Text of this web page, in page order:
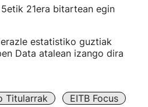
21era bitartean egin
estatistiko guztiak
Data atalean izango dira
Titularrak
EITB Focus